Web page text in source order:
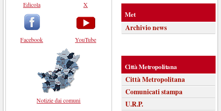
Edicola
Facebook
X
YouTube
Notizie dai comuni
Met
Archivio news
Città Metropolitana
Città Metropolitana
Comunicati stampa
U.R.P.